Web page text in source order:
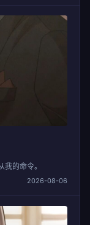
的命令。
2026-08-06